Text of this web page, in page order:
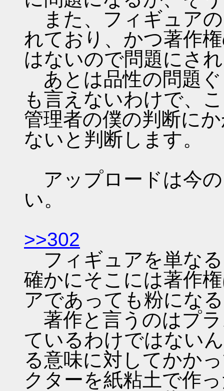
また、フィギュア
れており、かつ著作
はないので問題にさ
あとは品性の問題
も言えないわけで、
管理者の僕の判断に
ないと判断します。
アップロードは今
い。
>>302
フィギュアを単な
確かにそこには著作
アであっても粉にな
著作と言うのはプ
ているわけではない
る意味に対してかか
クターを紙粘土で作